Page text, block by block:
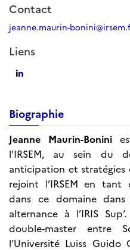
Contact
jeanne.maurin-
Liens
Biographie
Jeanne Maurin-Bonini
l’IRSEM, au sein du
anticipation et stratégies
rejoint l’IRSEM en tant
dans ce domaine
alternance à l’IRIS
double-master entre
l’Université Luiss